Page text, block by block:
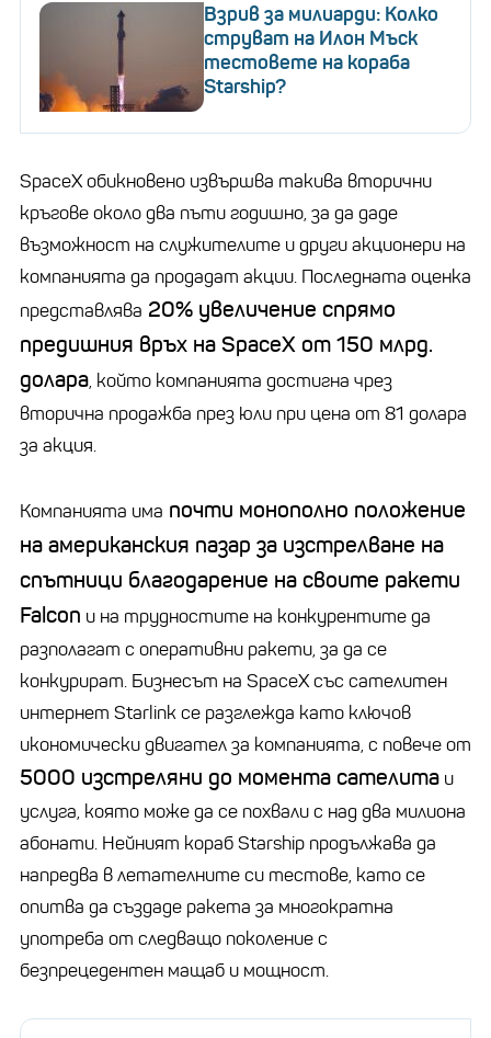
Взрив за милиарди: Колко
струват на Илон Мъск
тестовете на кораба
Starship?
SpaceX обикновено извършва такива вторични
кръгове около два пъти годишно, за да даде
възможност на служителите и други акционери на
компанията да продадат акции. Последната оценка
представлява 20% увеличение спрямо
предишния връх на SpaceX от 150 млрд.
долара, който компанията достигна чрез
вторична продажба през юли при цена от 81 долара
за акция.
Компанията има почти монополно положение
на американския пазар за изстрелване на
спътници благодарение на своите ракети
Falcon и на трудностите на конкурентите да
разполагат с оперативни ракети, за да се
конкурират. Бизнесът на SpaceX със сателитен
интернет Starlink се разглежда като ключов
икономически двигател за компанията, с повече от
5000 изстреляни до момента сателита и
услуга, която може да се похвали с над два милиона
абонати. Нейният кораб Starship продължава да
напредва в летателните си тестове, като се
опитва да създаде ракета за многократна
употреба от следващо поколение с
безпрецедентен мащаб и мощност.